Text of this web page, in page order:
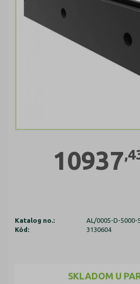
10937
Katalog no.:
AL/0005-D-5000-
Kód:
3130604
SKLADOM U